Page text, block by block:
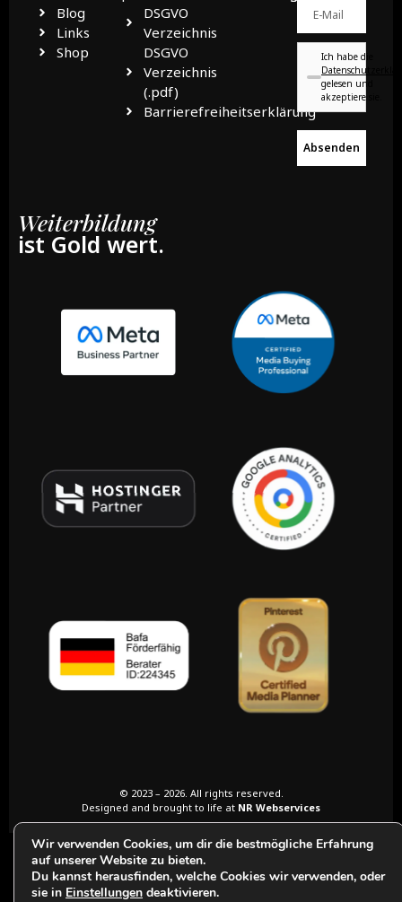
Blog
Links
Shop
DSGVO
Verzeichnis
DSGVO
Verzeichnis
(.pdf)
Barrierefreiheitserklärung
Ich habe die
gelesen und
akzeptiere sie.
Absenden
Weiterbildung
ist Gold wert.
© 2023 – 2026. All rights reserved.
Designed and brought to life at NR Webservices
Wir verwenden Cookies, um dir die bestmögliche Erfahrung
auf unserer Website zu bieten.
Du kannst herausfinden, welche Cookies wir verwenden, oder
sie in Einstellungen deaktivieren.